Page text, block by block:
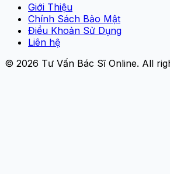
Giới Thiệu
Chính Sách Bảo Mật
Điều Khoản Sử Dụng
Liên hệ
© 2026 Tư Vấn Bác Sĩ Online. All